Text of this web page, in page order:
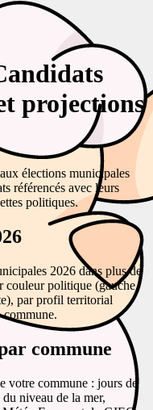
projections
élections municipales
référencés avec leurs
politiques.
2026 dans plus de
couleur politique (gauche,
par profil territorial
commune
votre commune : jours de
niveau de la mer,